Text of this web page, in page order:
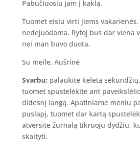
Pabučiuosiu jam į kaklą.
Tuomet eisiu virti jiems
nedejuodama. Rytoj bus dar viena
nei man buvo duota.
Su meile, Aušrinė
Svarbu: palaukite keletą
tuomet spustelėkite ant
didesnį langą. Apatiniame meniu
puslapį, tuomet dar kartą
atversite žurnalą tikruoju dydžiu,
skaityti.